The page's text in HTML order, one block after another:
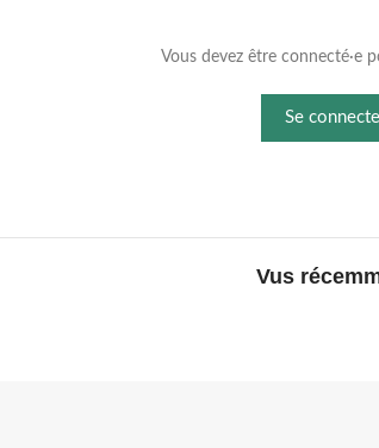
Vous devez être connecté·e
Se
Vus